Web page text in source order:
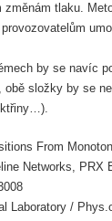
tlaku.
by se navíc
složky by se
From
Networks, PRX
Laboratory /